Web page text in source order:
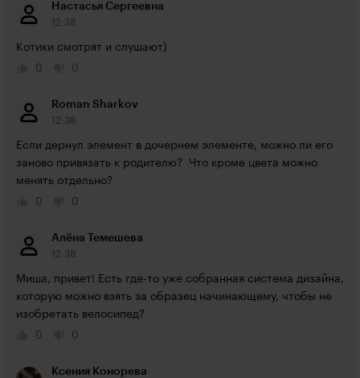
Настасья Сергеевна
12:38
Котики смотрят и слушают)
0
0
Roman Sharkov
12:38
Если дернул элемент в дочернем элементе, можно ли его
заново привязать к родителю?  Что кроме цвета можно
менять отдельно?
0
0
Алёна Темешева
12:38
Миша, привет! Есть где-то уже собранная система дизайна,
которую можно взять за образец начинающему, чтобы не
изобретать велосипед?
0
0
Ксения Конорева